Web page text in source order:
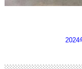
2024